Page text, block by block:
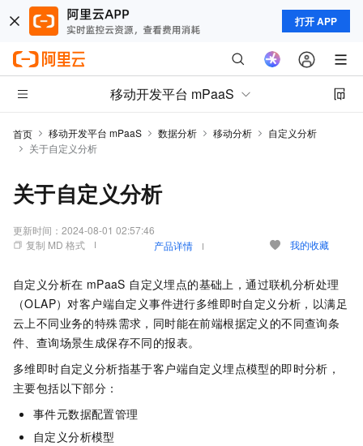
打开 APP
移动开发平台 mPaaS
首页 移动开发平台 mPaaS 数据分析 移动分析
自定义分析
关于自定义分析
关于自定义分析
更新时间： 2024-08-01 02:57:46
复制 MD 格式
产品详情 我的收藏
自定义分析在 mPaaS 自定义埋点的基础上，通过联机分析处理
（OLAP）对客户端自定义事件进行多维即时自定义分析，以满足
云上不同业务的特殊需求，同时能在前端根据定义的不同查询条
件、查询场景生成保存不同的报表。
多维即时自定义分析指基于客户端自定义埋点模型的即时分析，
主要包括以下部分：
事件元数据配置管理
自定义分析模型